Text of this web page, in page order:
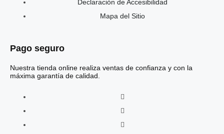
Declaración de Accesibilidad
Mapa del Sitio
Pago seguro
Nuestra tienda online realiza ventas de confianza y con la
máxima garantía de calidad.